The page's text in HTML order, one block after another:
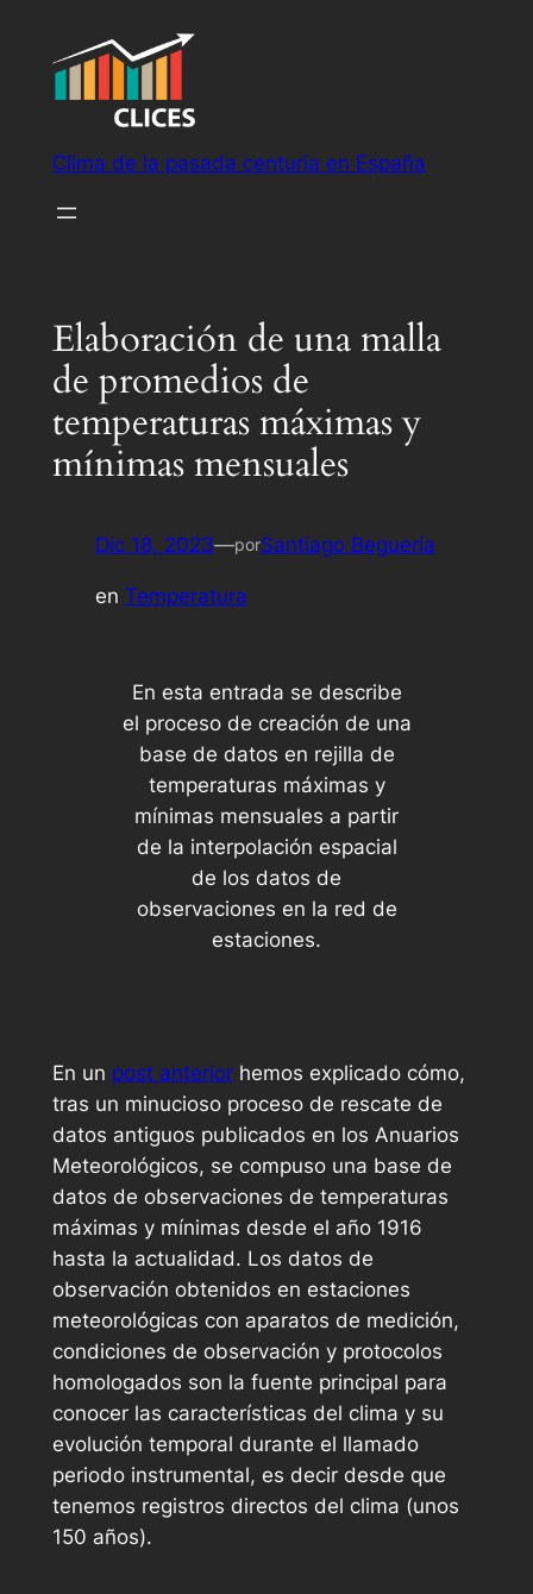
Clima de la pasada centuria en España
Elaboración de una malla
de promedios de
temperaturas máximas y
mínimas mensuales
Dic 18, 2023—porSantiago Beguería
en Temperatura
En esta entrada se describe
el proceso de creación de una
base de datos en rejilla de
temperaturas máximas y
mínimas mensuales a partir
de la interpolación espacial
de los datos de
observaciones en la red de
estaciones.
En un post anteriorhemos explicado cómo,
tras un minucioso proceso de rescate de
datos antiguos publicados en los Anuarios
Meteorológicos, se compuso una base de
datos de observaciones de temperaturas
máximas y mínimas desde el año 1916
hasta la actualidad. Los datos de
observación obtenidos en estaciones
meteorológicas con aparatos de medición,
condiciones de observación y protocolos
homologados son la fuente principal para
conocer las características del clima y su
evolución temporal durante el llamado
periodo instrumental, es decir desde que
tenemos registros directos del clima (unos
150 años).